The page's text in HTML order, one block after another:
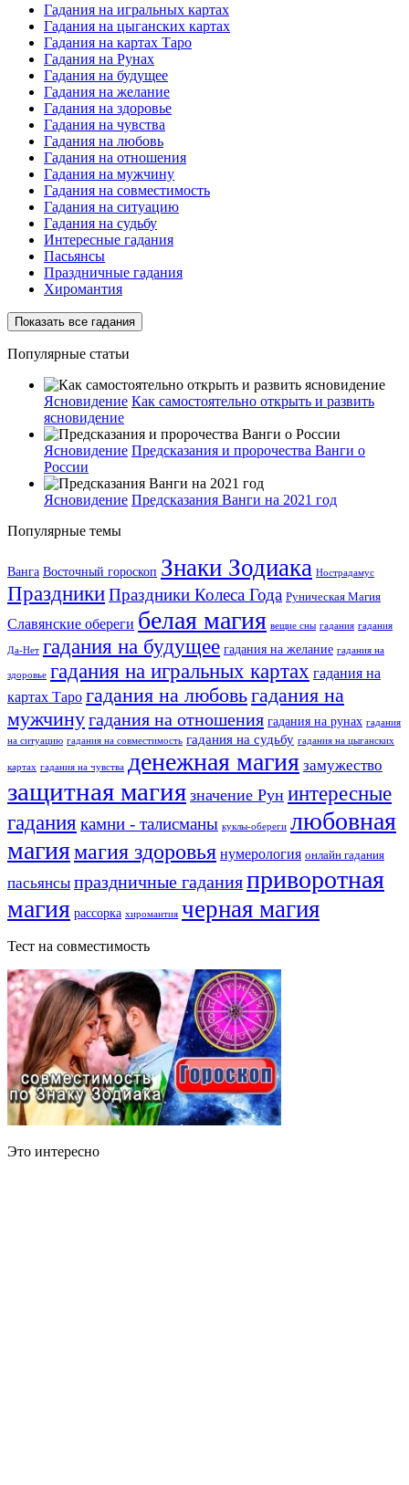
Гадания на игральных картах
Гадания на цыганских картах
Гадания на картах Таро
Гадания на Рунах
Гадания на будущее
Гадания на желание
Гадания на здоровье
Гадания на чувства
Гадания на любовь
Гадания на отношения
Гадания на мужчину
Гадания на совместимость
Гадания на ситуацию
Гадания на судьбу
Интересные гадания
Пасьянсы
Праздничные гадания
Хиромантия
Показать все гадания
Популярные статьи
Ясновидение Как самостоятельно открыть и развить
ясновидение
Ясновидение Предсказания и пророчества Ванги о
России
Ясновидение Предсказания Ванги на 2021 год
Популярные темы
Ванга Восточный гороскоп Знаки Зодиака Нострадамус
ПраздникиПраздники Колеса Года Руническая Магия
Славянские обереги белая магия вещие сны гадания гадания
Да-Нет гадания на будущее гадания на желание гадания на
здоровье гадания на игральных картах гадания на
картах Таро гадания на любовьгадания на
мужчинугадания на отношения гадания на рунах гадания
на ситуацию гадания на совместимость гадания на судьбу гадания на цыганских
картах гадания на чувства денежная магия замужество
защитная магия значение Рун интересные
гадания камни - талисманы куклы-обереги любовная
магиямагия здоровья нумерология онлайн гадания
пасьянсы праздничные гаданияприворотная
магия рассорка хиромантия черная магия
Тест на совместимость
Это интересно